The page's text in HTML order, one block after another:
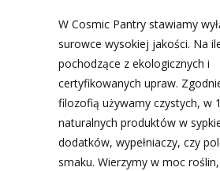
W Cosmic Pantry stawiamy
surowce wysokiej jakości. Na
pochodzące z ekologicznych i
certyfikowanych upraw.
filozofią używamy czystych, w
naturalnych produktów w
dodatków, wypełniaczy, czy
smaku. Wierzymy w moc